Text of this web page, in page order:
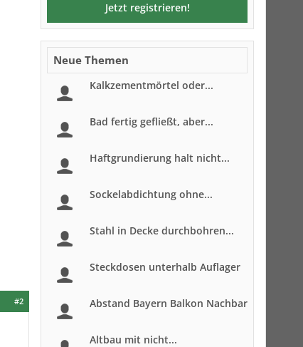
#2
Jetzt registrieren!
Neue Themen
Kalkzementmörtel oder...
Bad fertig gefließt, aber...
Haftgrundierung halt nicht...
Sockelabdichtung ohne...
Stahl in Decke durchbohren...
Steckdosen unterhalb Auflager
Abstand Bayern Balkon Nachbar
Altbau mit nicht...